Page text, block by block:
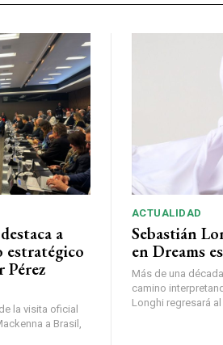
a
estratégico
Pérez
la visita oficial
a Brasil,
ACTUALIDAD
Sebastián
en Dreams
Más de una
camino
Longhi regresará al